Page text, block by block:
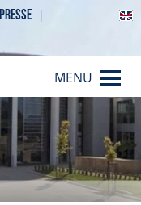
PRESSE
MENU